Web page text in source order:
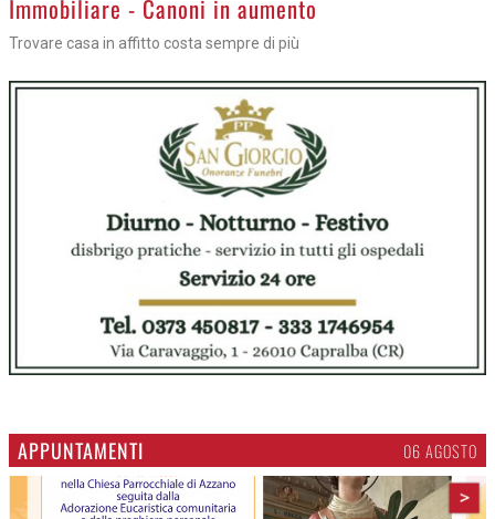
Immobiliare - Canoni in aumento
Trovare casa in affitto costa sempre di più
APPUNTAMENTI 06 AGOSTO
>